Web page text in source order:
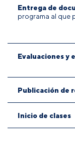
Entrega de
programa al que
Evaluaciones y
Publicación de
Inicio de clases